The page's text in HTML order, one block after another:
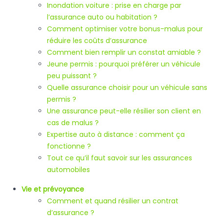
Inondation voiture : prise en charge par
l’assurance auto ou habitation ?
Comment optimiser votre bonus-malus pour
réduire les coûts d’assurance
Comment bien remplir un constat amiable ?
Jeune permis : pourquoi préférer un véhicule
peu puissant ?
Quelle assurance choisir pour un véhicule sans
permis ?
Une assurance peut-elle résilier son client en
cas de malus ?
Expertise auto à distance : comment ça
fonctionne ?
Tout ce qu’il faut savoir sur les assurances
automobiles
Vie et prévoyance
Comment et quand résilier un contrat
d’assurance ?